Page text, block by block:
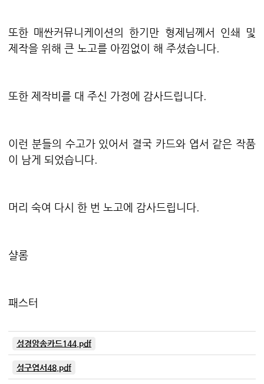
또한 매싼커뮤니케이션의 한기만 형제님께서 인쇄 및
제작을 위해 큰 노고를 아낌없이 해 주셨습니다.
또한 제작비를 대 주신 가정에 감사드립니다.
이런 분들의 수고가 있어서 결국 카드와 엽서 같은 작품
이 남게 되었습니다.
머리 숙여 다시 한 번 노고에 감사드립니다.
샬롬
패스터
성경암송카드144.pdf
성구엽서48.pdf